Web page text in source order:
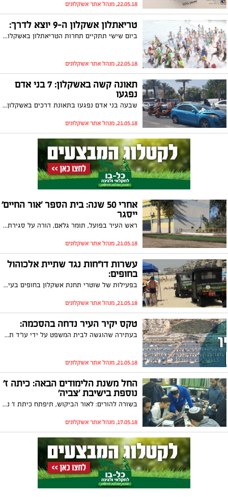
22.05.18, מנהל אתר אשקלונים
טריאתלון אשקלון ה-9 יוצא לדרך:
ביום שישי תתקיים תחרות הטריאתלון באשקלון. לראשונה יכלול הטריאתלון מקצה אולימפי לצד אליפות ישראל בספרינט ודואתלון עממי. במסלול התחרות ייחסמו הכבישים
22.05.18, מנהל אתר אשקלונים
תאונה קשה באשקלון: 7 בני אדם
נפגעו
שבעה בני אדם נפגעו בתאונת דרכים באשקלון, ביניהם תינוק בן שנה שפונה לביה"ח ברזילי עם חבלת ראש
21.05.18, מנהל אתר אשקלונים
אחרי 50 שנה: בית הספר 'אור החיים'
ייסגר
ראש העיר בפועל, תומר גלאם, הורה על סגירת בית הספר 'אור החיים', התלמידים ישובצו במוסדות חינוך אחרים. גלאם: "חייבים לאפשר חינוך שוויוני"
21.05.18, מנהל אתר אשקלונים
עשרות דו"חות נגד שתיית אלכוהול
בחופים:
בפעילות של שוטרי תחנת אשקלון בחופים בעיר הושמדו עשרות משקאות אלכוהוליים וכן ניתנו דו"חות נגד הקמת רעש. וגם: אופנוע ים שהשתולל וסיכן את המתרחצים הוצא מהמים
21.05.18, מנהל אתר אשקלונים
טקס יקיר העיר נדחה בהסכמה:
בעתירה שהוגשה לבית המשפט על ידי עו"ד תמר קידר בשמו של שלומי סוויסה, עלתה הדרישה לדחות את טקס יקיר העיר עד לאחר הבחירות. עוד בפתח הדיון, ראש העיר בפועל, תומר גלאם הודיע כי הוא מסכים לדחיית הטקס. יתר הסעיפים נדחו. גלאם: "מאז ומעולם פעלתי על פי חוק וכך אני מתכוון להמשיך ולפעול"
21.05.18, מנהל אתר אשקלונים
החל משנת הלימודים הבאה: כיתה ז'
נוספת בישיבת 'צביה'
בשורה להורים: לאור הביקוש, תיפתח כיתת ז' נוספת בישיבת 'צביה' החל משנת הלימודים הבאה. כך הורה ראש העיר בפועל, תומר גלאם
17.05.18, מנהל אתר אשקלונים